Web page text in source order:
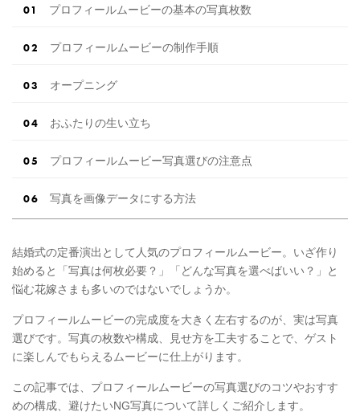
プロフィールムービーの基本の写真枚数
プロフィールムービーの制作手順
オープニング
おふたりの生い立ち
プロフィールムービー写真選びの注意点
写真を画像データにする方法
結婚式の定番演出として人気のプロフィールムービー。いざ作り
始めると「写真は何枚必要？」「どんな写真を選べばいい？」と
悩む花嫁さまも多いのではないでしょうか。
プロフィールムービーの完成度を大きく左右するのが、実は写真
選びです。写真の枚数や構成、見せ方を工夫することで、ゲスト
に楽しんでもらえるムービーに仕上がります。
この記事では、プロフィールムービーの写真選びのコツやおすす
めの構成、避けたいNG写真について詳しくご紹介します。